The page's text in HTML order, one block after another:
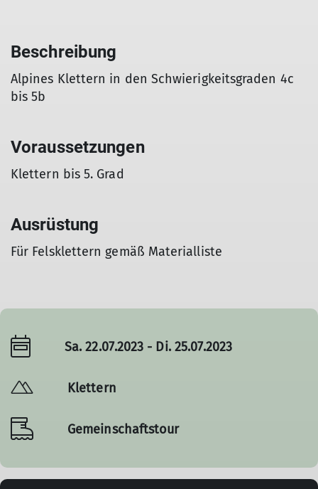
Beschreibung
Alpines Klettern in den Schwierigkeitsgraden 4c
bis 5b
Voraussetzungen
Klettern bis 5. Grad
Ausrüstung
Für Felsklettern gemäß Materialliste
Sa. 22.07.2023 - Di. 25.07.2023
Klettern
Gemeinschaftstour